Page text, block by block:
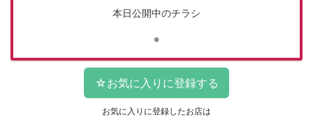
本日公開中のチラシ
お気に入りに登録したお店は